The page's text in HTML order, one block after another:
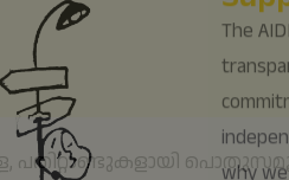
പതിറ്റാണ്ടുകളായി